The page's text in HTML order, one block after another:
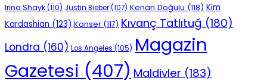
Irina Shayk(110) Justin Bieber(107) Kenan Doğulu (118) Kim
Kardashian (123) Konser (117) Kıvanç Tatlıtuğ (180)
Londra (160) Los Angeles (105) Magazin
Gazetesi (407) Maldivler (183)